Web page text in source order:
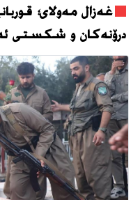
غەزال مەولای؛
درۆنەکان و شکستی